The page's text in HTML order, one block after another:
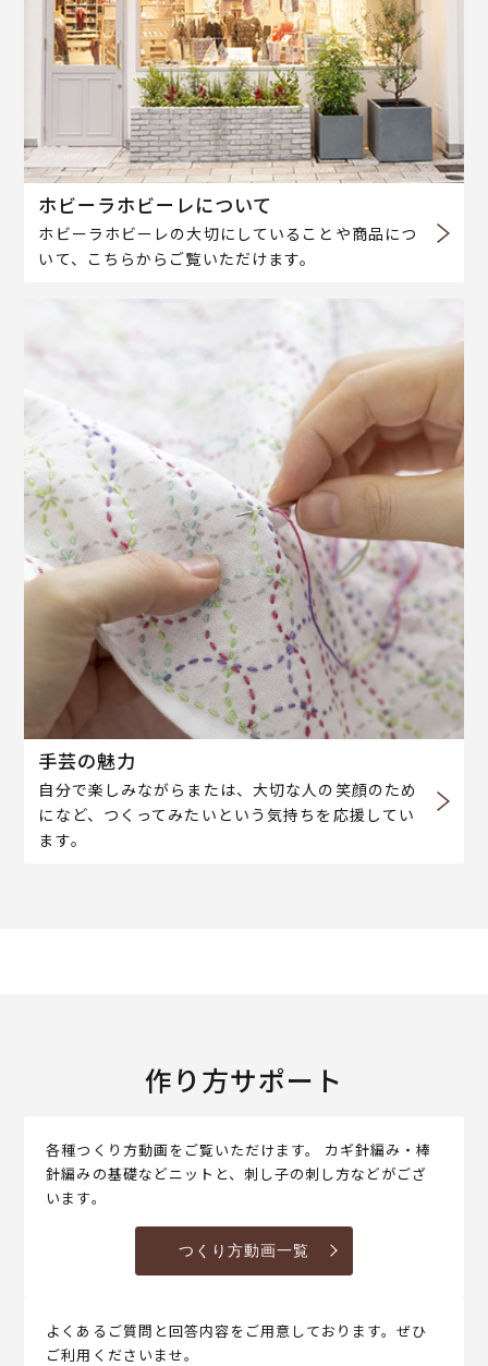
ホビーラホビーレについて
ホビーラホビーレの大切にしていることや商品につ
いて、こちらからご覧いただけます。
手芸の魅力
自分で楽しみながらまたは、大切な人の笑顔のため
になど、つくってみたいという気持ちを応援してい
ます。
作り方サポート
各種つくり方動画をご覧いただけます。 カギ針編み・棒
針編みの基礎などニットと、刺し子の刺し方などがござ
います。
つくり方動画一覧
よくあるご質問と回答内容をご用意しております。ぜひ
ご利用くださいませ。